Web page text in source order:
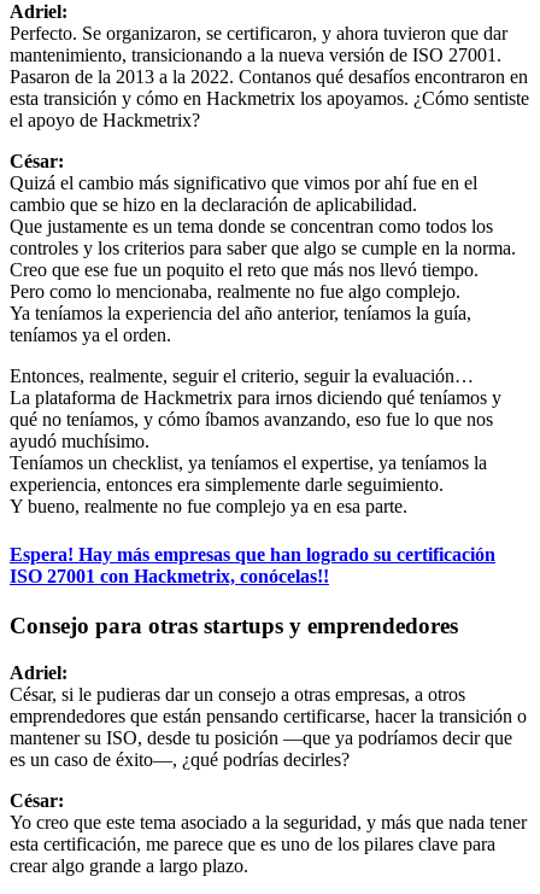
Adriel:
Perfecto. Se organizaron, se certificaron, y ahora tuvieron que dar
mantenimiento, transicionando a la nueva versión de ISO 27001.
Pasaron de la 2013 a la 2022. Contanos qué desafíos encontraron en
esta transición y cómo en Hackmetrix los apoyamos. ¿Cómo sentiste
el apoyo de Hackmetrix?
César:
Quizá el cambio más significativo que vimos por ahí fue en el
cambio que se hizo en la declaración de aplicabilidad.
Que justamente es un tema donde se concentran como todos los
controles y los criterios para saber que algo se cumple en la norma.
Creo que ese fue un poquito el reto que más nos llevó tiempo.
Pero como lo mencionaba, realmente no fue algo complejo.
Ya teníamos la experiencia del año anterior, teníamos la guía,
teníamos ya el orden.
Entonces, realmente, seguir el criterio, seguir la evaluación…
La plataforma de Hackmetrix para irnos diciendo qué teníamos y
qué no teníamos, y cómo íbamos avanzando, eso fue lo que nos
ayudó muchísimo.
Teníamos un checklist, ya teníamos el expertise, ya teníamos la
experiencia, entonces era simplemente darle seguimiento.
Y bueno, realmente no fue complejo ya en esa parte.
Espera! Hay más empresas que han logrado su certificación
ISO 27001 con Hackmetrix, conócelas!!
Consejo para otras startups y emprendedores
Adriel:
César, si le pudieras dar un consejo a otras empresas, a otros
emprendedores que están pensando certificarse, hacer la transición o
mantener su ISO, desde tu posición —que ya podríamos decir que
es un caso de éxito—, ¿qué podrías decirles?
César:
Yo creo que este tema asociado a la seguridad, y más que nada tener
esta certificación, me parece que es uno de los pilares clave para
crear algo grande a largo plazo.